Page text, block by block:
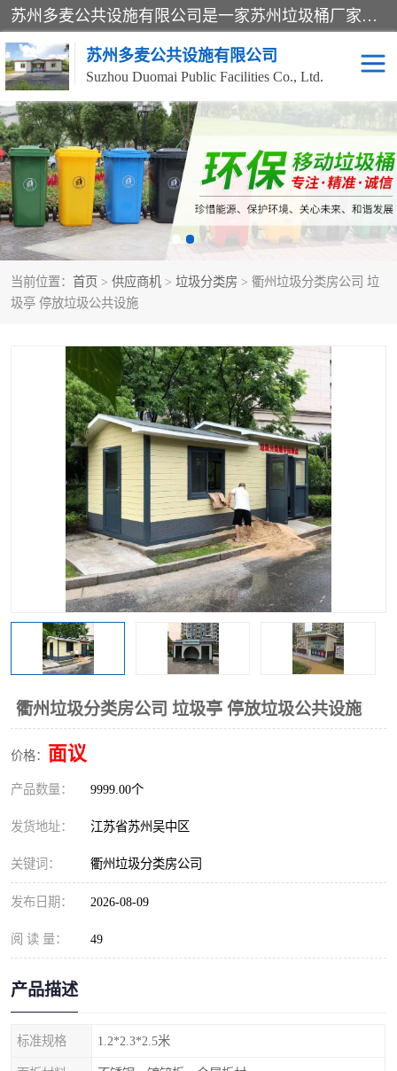
苏州多麦公共设施有限公司是一家苏州垃圾桶厂家，主营：塑料垃圾桶、分类果皮箱、户外园林椅、保安岗亭等产品厂家。全国统一热线电话：17105580222。公司组建完善的团队。设计人员，能根据客户要求，提供适合的设计方案，来满足客户的需求。
苏州多麦公共设施有限公司
Suzhou Duomai Public Facilities Co., Ltd.
当前位置： 首页 > 供应商机 > 垃圾分类房 > 衢州垃圾分类房公司 垃
圾亭 停放垃圾公共设施
衢州垃圾分类房公司 垃圾亭 停放垃圾公共设施
价格： 面议
产品数量： 9999.00个
发货地址： 江苏省苏州吴中区
关键词： 衢州垃圾分类房公司
发布日期： 2026-08-09
阅 读 量： 49
产品描述
标准规格 1.2*2.3*2.5米
办公室脚踩垃圾桶 保安岗亭
分类果皮箱 公园椅
垃圾分类房 塑料垃圾桶
防疫岗亭 吸烟岗亭